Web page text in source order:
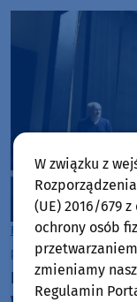
Rozmowy w Weekend
piątek, 31 lipca 2026,
Kończy się
W związku z
(UE) 2016/679
ochrony osób
zmieniamy
Regulamin